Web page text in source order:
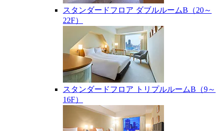
スタンダードフロア ダブルルームB（20～
22F）
スタンダードフロア トリプルルームB（9～
16F）